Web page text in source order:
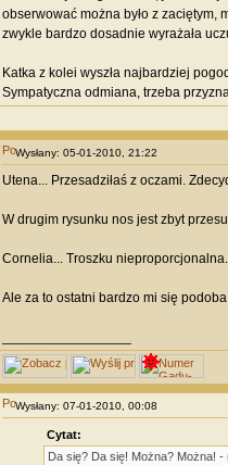
obserwować można było z zaciętym,
zwykle bardzo dosadnie wyrażała
Katka z kolei wyszła najbardziej
Sympatyczna odmiana, trzeba
Wysłany: 05-01-2010, 21:22
Utena... Przesadziłaś z oczami.
W drugim rysunku nos jest zbyt
Cornelia... Troszku
Ale za to ostatni bardzo mi się
Wysłany: 07-01-2010, 00:08
Cytat:
Da się? Da się! Można? Można! -